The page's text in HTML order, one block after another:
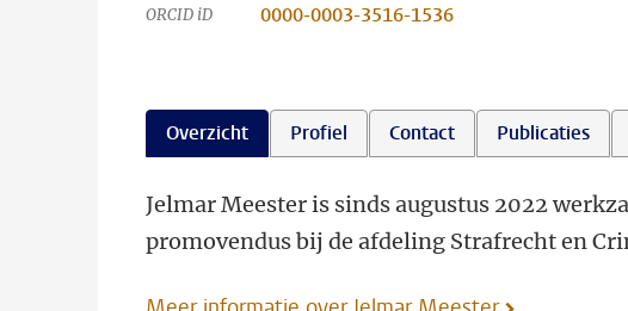
ORCID iD 0000-0003-3516-1536
Overzicht Profiel Contact Publicaties
Jelmar Meester is sinds augustus 2022
promovendus bij de afdeling Strafrecht en